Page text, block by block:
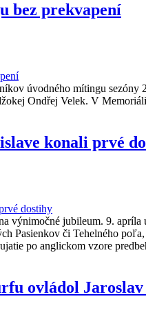
bez prekvapení
úvodného mítingu
Ondřej Velek. V
konali prvé
výnimočné jubileum. 9.
Pasienkov či Tehelného
po anglickom vzore
ovládol